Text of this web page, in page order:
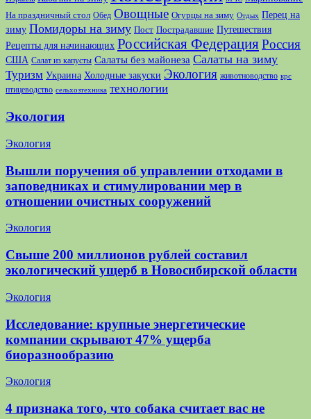
На праздничный стол Обед Овощные Огурцы на зиму Отдых Перец на
зиму Помидоры на зиму Пост Пострадавшие Путешествия
Рецепты для начинающих Российская ФедерацияРоссия
США Салат из капусты Салаты без майонеза Салаты на зиму
Туризм Украина Холодные закуски Экология животноводство крс
птицеводство сельхозтехника технологии
Экология
Экология
Вышли поручения об управлении отходами в
заповедниках и стимулировании мер в
отношении очистных сооружений
Экология
Свыше 200 миллионов рублей составил
экологический ущерб в Новосибирской области
Экология
Исследование: крупные энергетические
компании скрывают 47% ущерба
биоразнообразию
Экология
4 признака того, что собака считает вас не